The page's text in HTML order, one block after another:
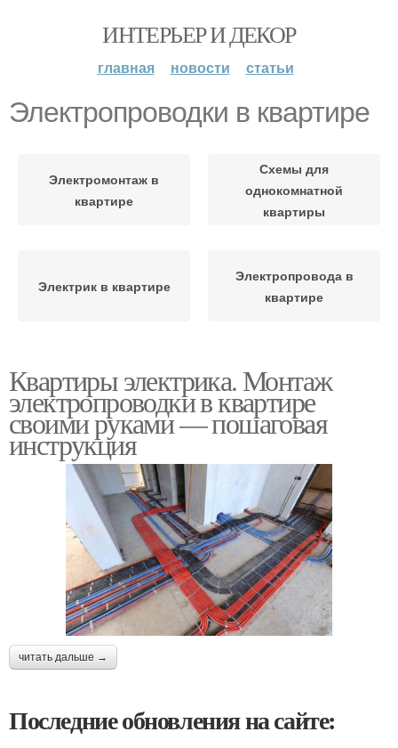
ИНТЕРЬЕР И ДЕКОР
главная новости статьи
Электропроводки в квартире
Электромонтаж в
квартире
Схемы для
однокомнатной
квартиры
Электрик в квартире
Электропровода в
квартире
Квартиры электрика. Монтаж
электропроводки в квартире
своими руками — пошаговая
инструкция
читать дальше →
Последние обновления на сайте: